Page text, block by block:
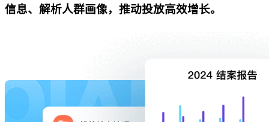
信息、解析人群画像，推动投放高效增长。